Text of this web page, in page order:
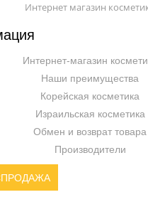
Интернет магазин
Интернет-магазин
Наши преимущества
Корейская косметика
Израильская косметика
Обмен и возврат товара
Производители